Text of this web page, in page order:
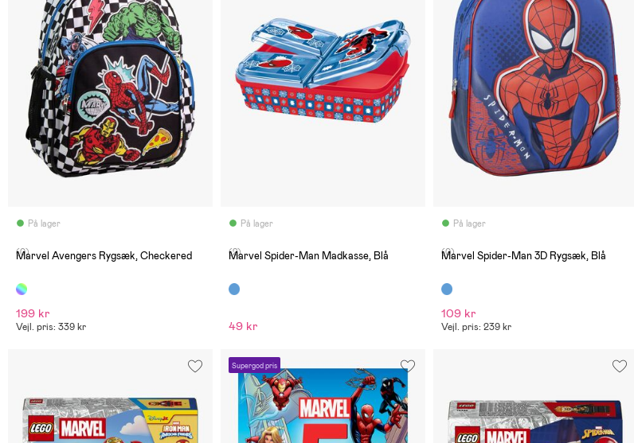
På lager
(0)
Marvel Avengers Rygsæk, Checkered
199 kr
Vejl. pris: 339 kr
På lager
(2)
Marvel Spider-Man Madkasse, Blå
49 kr
På lager
(0)
Marvel Spider-Man 3D Rygsæk, Blå
109 kr
Vejl. pris: 239 kr
Supergod pris